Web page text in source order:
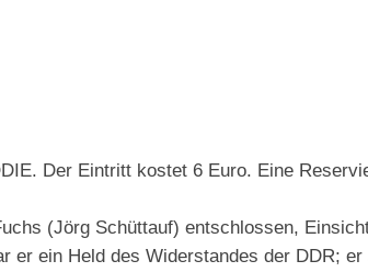
Der Eintritt kostet 6 Euro. Eine
(Jörg Schüttauf) entschlossen,
er ein Held des Widerstandes der DDR;